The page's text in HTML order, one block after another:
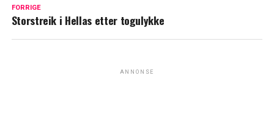
FORRIGE
Storstreik i Hellas etter togulykke
ANNONSE